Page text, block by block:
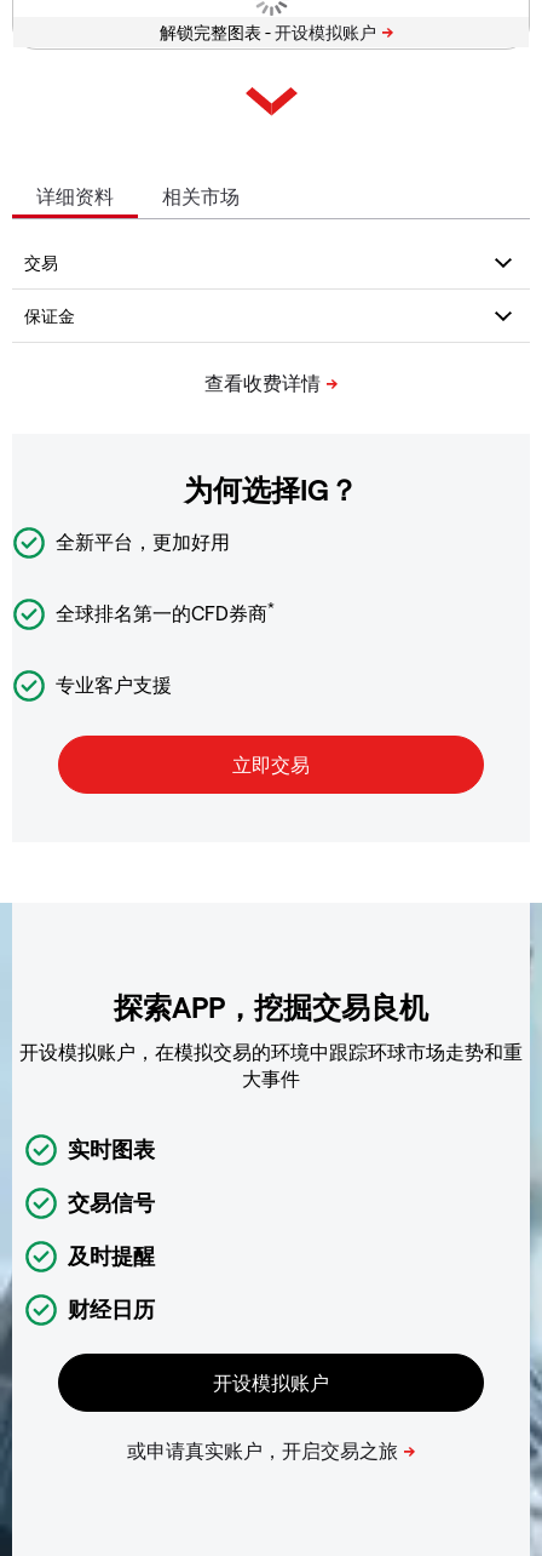
解锁完整图表 -
详细资料 相关市场
为何选择IG？
全新平台，更加好用
全球排名第一的CFD券商*
专业客户支援
探索APP，挖掘交易良机
开设模拟账户，在模拟交易的环境中跟踪环球市场走势和重
大事件
实时图表
交易信号
及时提醒
财经日历